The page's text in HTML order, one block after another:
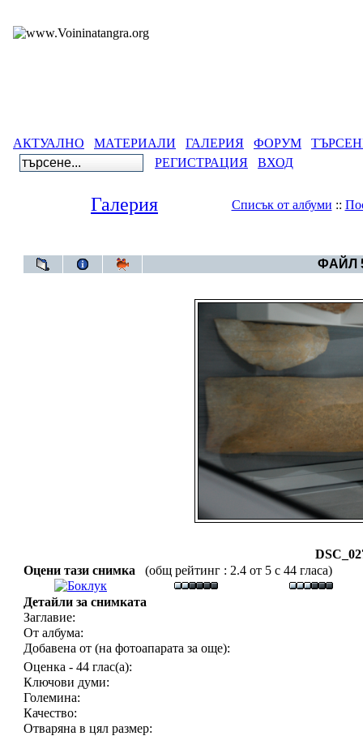
АКТУАЛНО МАТЕРИАЛИ ГАЛЕРИЯ ФОРУМ
РЕГИСТРАЦИЯ
ВХОД
Галерия Списък от албуми ::
ФАЙЛ
Оцени тази снимка
(общ рейтинг : 2.4 от 5 с 44 гласа)
Детайли за снимката
Заглавие:
От албума:
Добавена от (на фотоапарата за още):
Оценка - 44 глас(а):
Ключови думи:
Големина:
Качество:
Отваряна в цял размер: